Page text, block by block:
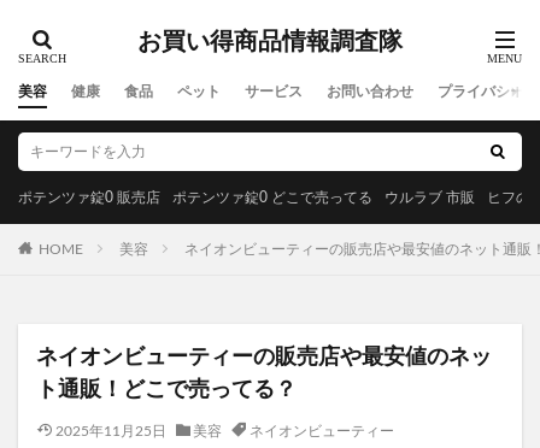
お買い得商品情報調査隊
美容 健康 食品 ペット サービス お問い合わせ プライバシー
ポテンツァ錠0 販売店 ポテンツァ錠0 どこで売ってる ウルラブ 市販 ヒフの
HOME 美容 ネイオンビューティーの販売店や最安値のネット通販
ネイオンビューティーの販売店や最安値のネッ
ト通販！どこで売ってる？
2025年11月25日 美容 ネイオンビューティー